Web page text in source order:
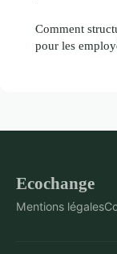
Comment
pour les
Ecochange
Mentions légales